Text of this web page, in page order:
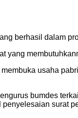
berhasil dalam
yang
usaha
bumdes
surat